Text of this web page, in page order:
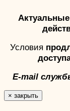
Условия
E-mail
× закрыть